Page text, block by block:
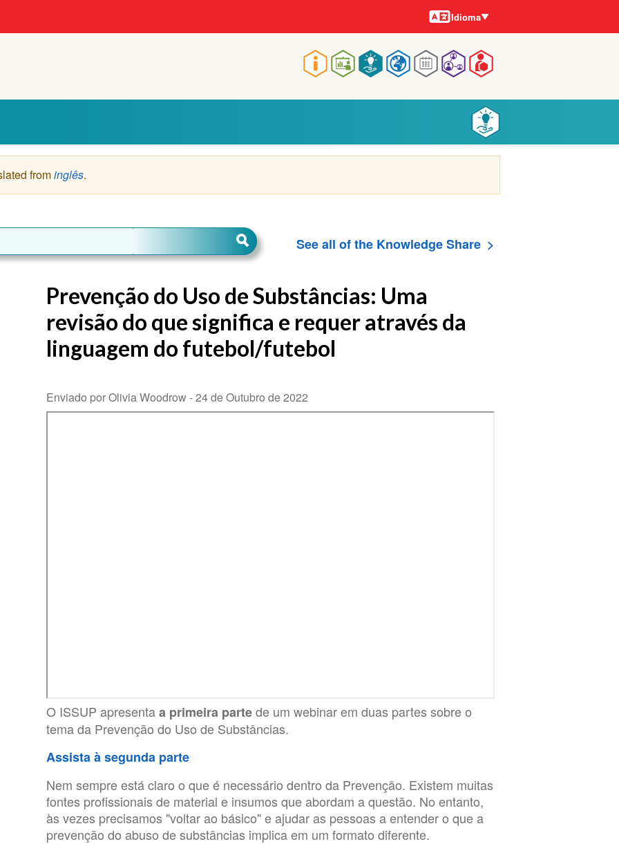
Navegação
principal
Idiomas
Idioma
frominglês.
See all of the Knowledge Share
Prevenção do Uso de Substâncias: Uma
revisão do que significa e requer através da
linguagem do futebol/futebol
Enviado por Olivia Woodrow -24 de Outubro de 2022
O ISSUP apresentaa primeira partede um webinar em duas partes sobre o
tema da Prevenção do Uso de Substâncias.
Assista à segunda parte
Nem sempre está claro o que é necessário dentro da Prevenção. Existem muitas
fontes profissionais de material e insumos que abordam a questão. No entanto,
às vezes precisamos "voltar ao básico" e ajudar as pessoas a entender o que a
prevenção do abuso de substâncias implica em um formato diferente.